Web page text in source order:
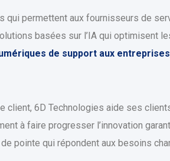
qui permettent aux fournisseurs de
basées sur l’IA qui optimisent
de support aux entreprises
client, 6D Technologies aide ses
à faire progresser l’innovation
pointe qui répondent aux besoins